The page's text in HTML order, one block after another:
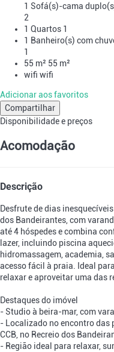
1 Sofá(s)-cama
2
1 Quartos 1
1 Banheiro(s) com
1
55 m² 55 m²
wifi wifi
Adicionar aos favoritos
Compartilhar
Disponibilidade e preços
Acomodação
Descrição
Desfrute de dias
dos Bandeirantes, com
até 4 hóspedes e combina
lazer, incluindo piscina
hidromassagem, academia,
acesso fácil à praia. Ideal
relaxar e aproveitar uma das
Destaques do imóvel
- Studio à beira-mar, com
- Localizado no encontro das
CCB, no Recreio dos
- Região ideal para relaxar,